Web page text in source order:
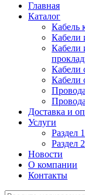
Главная
Каталог
Кабель
Кабели
Кабели
Кабели
Кабели
Доставка и
Услуги
Раздел 1
Раздел 2
Новости
О компании
Контакты